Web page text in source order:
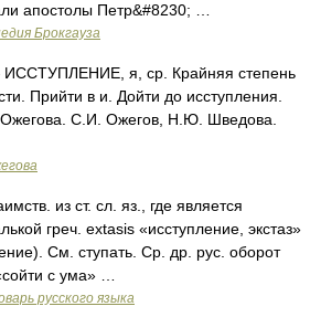
апостолы Петр&#8230; …
Брокгауза
я, ср. Крайняя степень
Прийти в и. Дойти до исступления.
Ожегова. С.И. Ожегов, Н.Ю. Шведова.
из ст. сл. яз., где является
греч. extasis «исступление, экстаз»
См. ступать. Ср. др. рус. оборот
с ума» …
русского языка